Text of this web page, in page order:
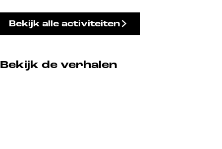
Bekijk alle activiteiten
Bekijk de verhalen